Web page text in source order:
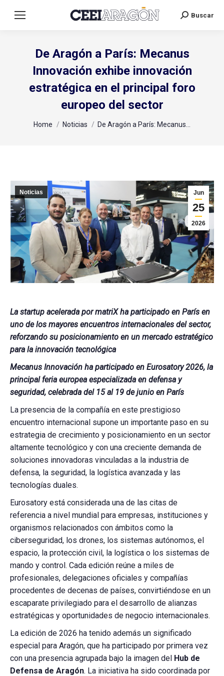
Search:
Buscar
De Aragón a París: Mecanus
Innovación exhibe innovación
estratégica en el principal foro
europeo del sector
You are here:
Home Noticias De Aragón a París: Mecanus…
Jun
25
2026
Noticias
La startup acelerada por matriX ha participado en París en
uno de los mayores encuentros internacionales del sector,
reforzando su posicionamiento en un mercado estratégico
para la innovación tecnológica
Mecanus Innovación ha participado en Eurosatory 2026, la
principal feria europea especializada en defensa y
seguridad, celebrada del 15 al 19 de junio en París
La presencia de la compañía en este prestigioso
encuentro internacional supone un importante paso en su
estrategia de crecimiento y posicionamiento en un sector
altamente tecnológico y con una creciente demanda de
soluciones innovadoras vinculadas a la industria de
defensa, la seguridad, la logística avanzada y las
tecnologías duales.
Eurosatory está considerada una de las citas de
referencia a nivel mundial para empresas, instituciones y
organismos relacionados con ámbitos como la
ciberseguridad, los drones, los sistemas autónomos, el
espacio, la protección civil, la logística o los sistemas de
mando y control. Cada edición reúne a miles de
profesionales, delegaciones oficiales y compañías
procedentes de decenas de países, convirtiéndose en un
escaparate privilegiado para el desarrollo de alianzas
estratégicas y oportunidades de negocio internacionales.
La edición de 2026 ha tenido además un significado
especial para Aragón, que ha participado por primera vez
con una presencia agrupada bajo la imagen del Hub de
Defensa de Aragón. La iniciativa ha sido coordinada por